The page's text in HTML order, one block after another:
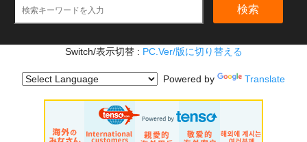
検索
Switch/表示切替 : PC.Ver/版に切り替える
Powered by Translate